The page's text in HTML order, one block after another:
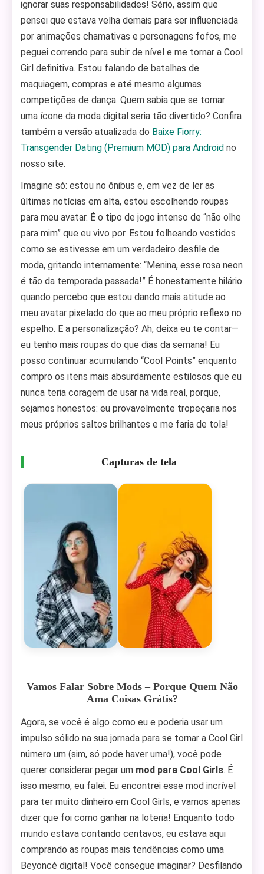
ignorar suas responsabilidades! Sério, assim que
pensei que estava velha demais para ser influenciada
por animações chamativas e personagens fofos, me
peguei correndo para subir de nível e me tornar a Cool
Girl definitiva. Estou falando de batalhas de
maquiagem, compras e até mesmo algumas
competições de dança. Quem sabia que se tornar
uma ícone da moda digital seria tão divertido? Confira
também a versão atualizada do Baixe Fiorry:
Transgender Dating (Premium MOD) para Android no
nosso site.
Imagine só: estou no ônibus e, em vez de ler as
últimas notícias em alta, estou escolhendo roupas
para meu avatar. É o tipo de jogo intenso de “não olhe
para mim” que eu vivo por. Estou folheando vestidos
como se estivesse em um verdadeiro desfile de
moda, gritando internamente: “Menina, esse rosa neon
é tão da temporada passada!” É honestamente hilário
quando percebo que estou dando mais atitude ao
meu avatar pixelado do que ao meu próprio reflexo no
espelho. E a personalização? Ah, deixa eu te contar—
eu tenho mais roupas do que dias da semana! Eu
posso continuar acumulando “Cool Points” enquanto
compro os itens mais absurdamente estilosos que eu
nunca teria coragem de usar na vida real, porque,
sejamos honestos: eu provavelmente tropeçaria nos
meus próprios saltos brilhantes e me faria de tola!
Capturas de tela
Vamos Falar Sobre Mods – Porque Quem Não
Ama Coisas Grátis?
Agora, se você é algo como eu e poderia usar um
impulso sólido na sua jornada para se tornar a Cool Girl
número um (sim, só pode haver uma!), você pode
querer considerar pegar um mod para Cool Girls. É
isso mesmo, eu falei. Eu encontrei esse mod incrível
para ter muito dinheiro em Cool Girls, e vamos apenas
dizer que foi como ganhar na loteria! Enquanto todo
mundo estava contando centavos, eu estava aqui
comprando as roupas mais tendências como uma
Beyoncé digital! Você consegue imaginar? Desfilando